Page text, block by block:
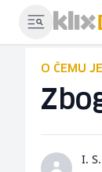
O ČEMU
I. S.